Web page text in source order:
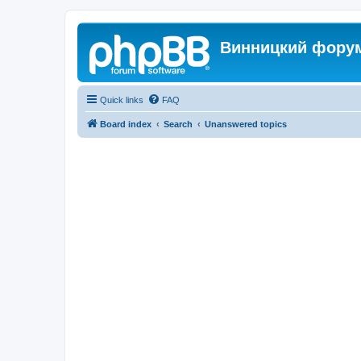
Винницкий
Quick links FAQ
Board index Search Unanswered topics